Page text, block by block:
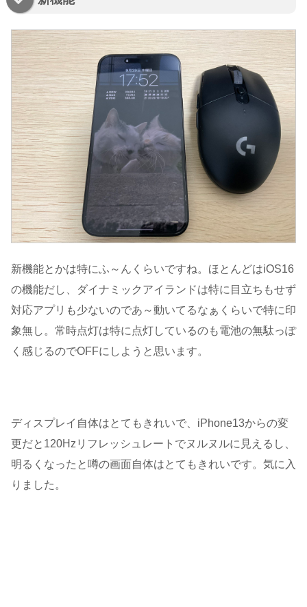
新機能とかは特にふ～んくらいですね。ほとんどはiOS16
の機能だし、ダイナミックアイランドは特に目立ちもせず
対応アプリも少ないのであ～動いてるなぁくらいで特に印
象無し。常時点灯は特に点灯しているのも電池の無駄っぽ
く感じるのでOFFにしようと思います。
ディスプレイ自体はとてもきれいで、iPhone13からの変
更だと120Hzリフレッシュレートでヌルヌルに見えるし、
明るくなったと噂の画面自体はとてもきれいです。気に入
りました。